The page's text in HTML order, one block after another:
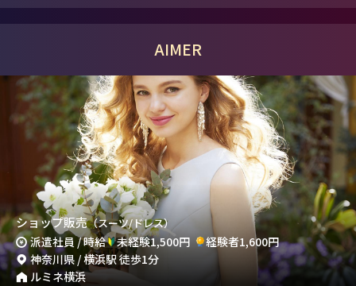
AIMER
ショップ販売（スーツ/ドレス）
派遣社員 / 時給 未経験1,500円
経験者1,600円
神奈川県 / 横浜駅 徒歩1分
ルミネ横浜